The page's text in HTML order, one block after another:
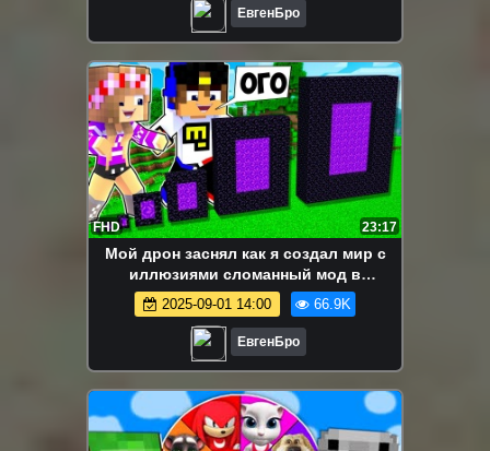
ЕвгенБро
FHD 23:17
Мой дрон заснял как я создал мир с
иллюзиями сломанный мод в
майнкрафт! девушка новичок видео
minecraft
2025-09-01 14:00 66.9K
ЕвгенБро